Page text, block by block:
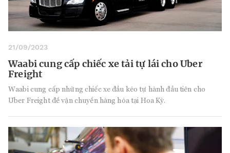
21/09/2023
Waabi cung cấp chiếc xe tải tự lái cho Uber
Freight
Waabi cung cấp những chiếc xe đầu kéo tự hành đầu tiên cho
Uber Freight để vận chuyển hàng hóa tại Hoa Kỳ.